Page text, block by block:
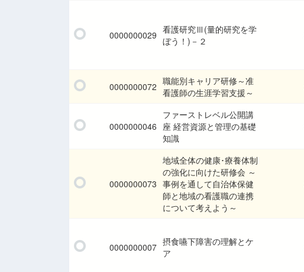
0000000029 看護研究Ⅲ(量的研究を学
ぼう！)－２
0000000072 職能別キャリア研修～准
看護師の生涯学習支援～
0000000046
ファーストレベル公開講
座 経営資源と管理の基礎
知識
0000000073
地域全体の健康･療養体制
の強化に向けた研修会 ～
事例を通して自治体保健
師と地域の看護職の連携
について考えよう～
0000000007 摂食嚥下障害の理解とケ
ア